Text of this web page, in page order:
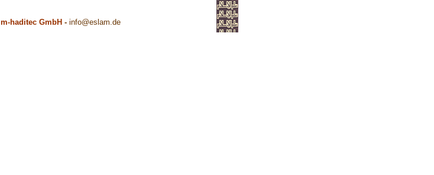
m-haditec GmbH - info@eslam.de